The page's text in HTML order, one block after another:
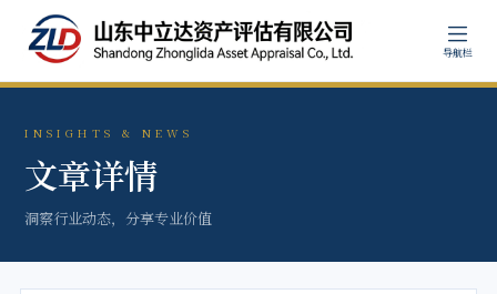
导航栏
INSIGHTS & NEWS
文章详情
洞察行业动态，分享专业价值